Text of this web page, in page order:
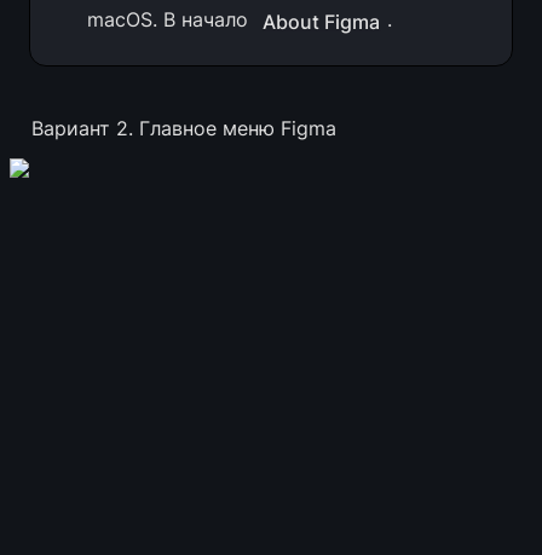
macOS. В начало
About Figma .
Вариант 2. Главное меню Figma